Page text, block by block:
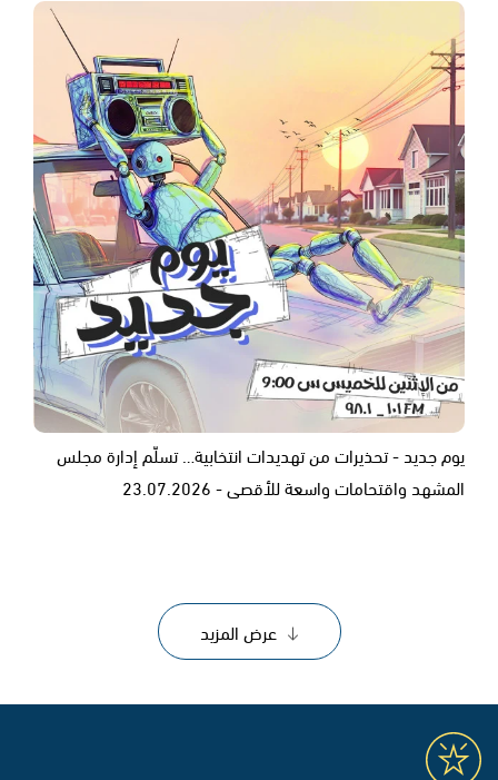
يوم جديد - تحذيرات من تهديدات انتخابية… تسلّم إدارة مجلس
المشهد واقتحامات واسعة للأقصى - 23.07.2026
عرض المزيد